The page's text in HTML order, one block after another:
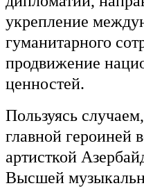
укрепление
гуманитарного
продвижение
ценностей.
Пользуясь
главной героиней
артисткой
Высшей